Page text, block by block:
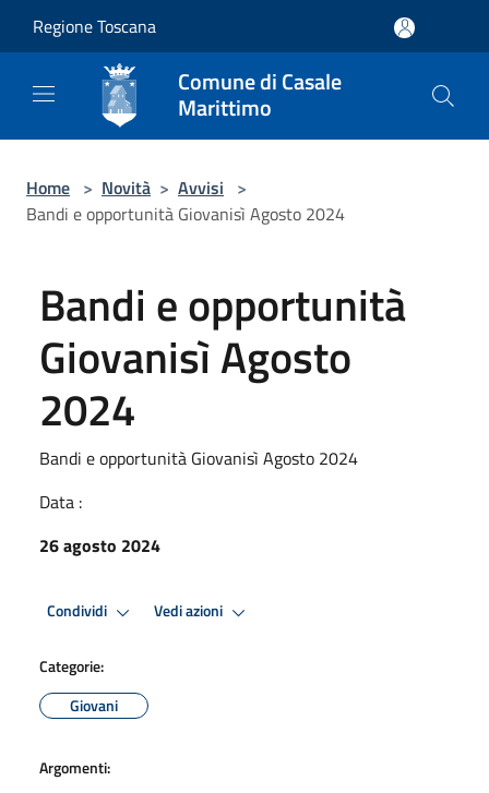
Regione Toscana
Comune di Casale
Marittimo
Home > Novità > Avvisi >
Bandi e opportunità Giovanisì Agosto 2024
Bandi e opportunità
Giovanisì Agosto
2024
Bandi e opportunità Giovanisì Agosto 2024
Data :
26 agosto 2024
Condividi Vedi azioni
Categorie:
Giovani
Argomenti: